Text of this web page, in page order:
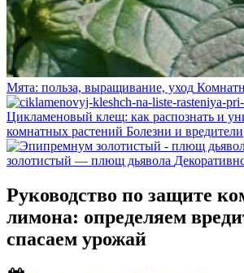
Мята: польза, выращивание, уход
Цикламеновый клещ: как распознать и
комнатных растений Болезни и вредители
золотистый — плющ дьявола
Руководство по защите
лимона: определяем
спасаем урожай